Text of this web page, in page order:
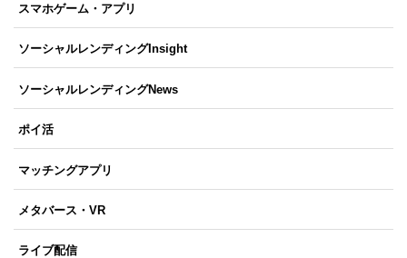
スマホゲーム・アプリ
ソーシャルレンディングInsight
ソーシャルレンディングNews
ポイ活
マッチングアプリ
メタバース・VR
ライブ配信